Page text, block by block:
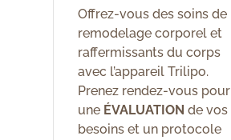
Offrez-vous des soins de
remodelage corporel et
raffermissants du corps
avec l’appareil Trilipo.
Prenez rendez-vous pour
une ÉVALUATIONde vos
besoins et un protocole